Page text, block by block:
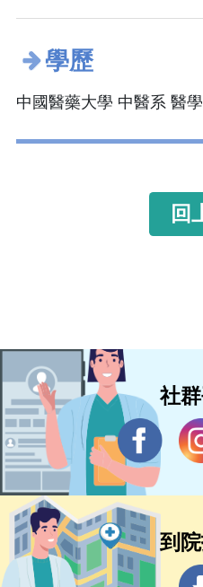
學歷
中國醫藥大學 中醫系 醫
回
社
到